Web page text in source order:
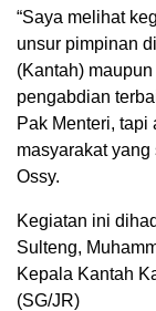
“Saya melihat
unsur pimpinan
(Kantah)
pengabdian
Pak Menteri,
masyarakat yang
Ossy.
Kegiatan ini
Sulteng,
Kepala Kantah
(SG/JR)